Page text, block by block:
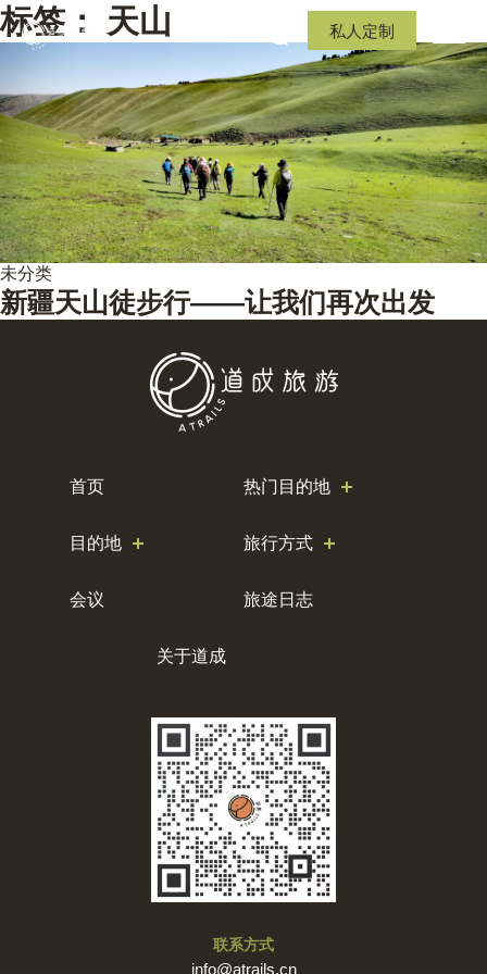
私人定制
标签： 天山
未分类
新疆天山徒步行——让我们再次出发
首页 热门目的地
目的地 旅行方式
会议 旅途日志
关于道成
联系方式
info@atrails.cn